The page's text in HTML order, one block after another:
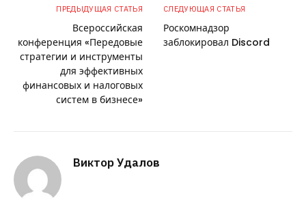
ПРЕДЫДУЩАЯ СТАТЬЯ
Всероссийская
конференция «Передовые
стратегии и инструменты
для эффективных
финансовых и налоговых
систем в бизнесе»
СЛЕДУЮЩАЯ СТАТЬЯ
Роскомнадзор
заблокировал Discord
Виктор Удалов